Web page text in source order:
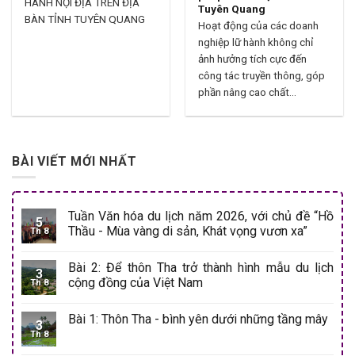
BÀN TỈNH TUYÊN QUANG
Tuyên Quang
Hoạt động của các doanh
nghiệp lữ hành không chỉ
ảnh hưởng tích cực đến
công tác truyền thông, góp
phần nâng cao chất...
BÀI VIẾT MỚI NHẤT
5
Th 8
Tuần Văn hóa du lịch năm 2026, với chủ đề “Hồ
Thầu - Mùa vàng di sản, Khát vọng vươn xa”
3
Th 8
Bài 2: Để thôn Tha trở thành hình mẫu du lịch
cộng đồng của Việt Nam
3
Th 8
Bài 1: Thôn Tha - bình yên dưới những tầng mây